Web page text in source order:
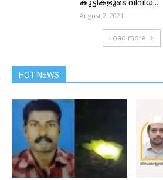
കുട്ടികളുടെ വിവിധ...
August 2, 2021
Load more
HOT NEWS